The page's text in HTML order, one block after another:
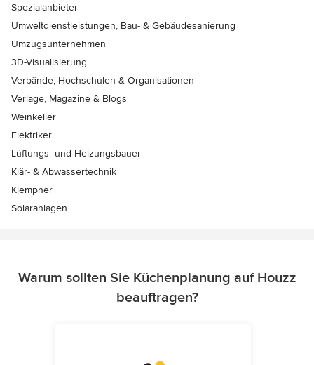
Spezialanbieter
Umweltdienstleistungen, Bau- & Gebäudesanierung
Umzugsunternehmen
3D-Visualisierung
Verbände, Hochschulen & Organisationen
Verlage, Magazine & Blogs
Weinkeller
Elektriker
Lüftungs- und Heizungsbauer
Klär- & Abwassertechnik
Klempner
Solaranlagen
Warum sollten Sie Küchenplanung auf Houzz
beauftragen?